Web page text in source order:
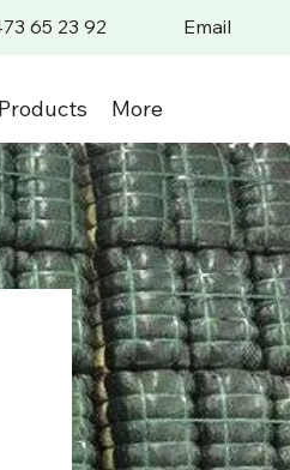
65 23 92 Email
Products More